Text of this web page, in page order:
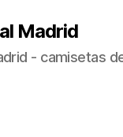
Madrid
- camisetas